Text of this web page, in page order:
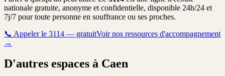
nationale gratuite, anonyme et confidentielle, disponible 24h/24 et
7j/7 pour toute personne en souffrance ou ses proches.
📞 Appeler le 3114 — gratuitVoir nos ressources d'accompagnement
→
D'autres espaces à Caen